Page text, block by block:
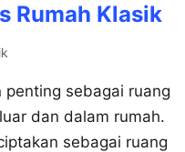
Rumah Klasik
penting sebagai ruang
dan dalam rumah.
sebagai ruang